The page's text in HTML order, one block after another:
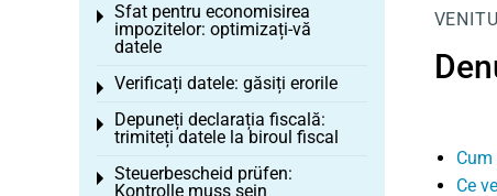
Ce
Sfat pentru economisirea
impozitelor: optimizați-vă
datele
Toggle menu
Verificați datele: găsiți erorile
Toggle menu
Depuneți declarația fiscală:
trimiteți datele la biroul fiscal
Toggle menu
Steuerbescheid prüfen:
Kontrolle muss sein
Toggle menu